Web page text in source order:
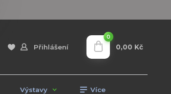
Přihlášení
0
0,00 Kč
Výstavy Více